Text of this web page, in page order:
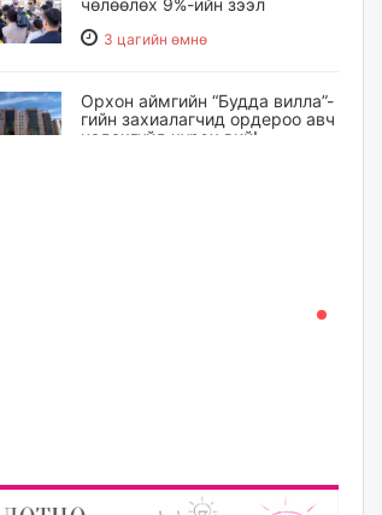
чөлөөлөх 9%-ийн зээл
3 цагийн өмнө
Орхон аймгийн “Будда вилла”-
гийн захиалагчид ордероо авч
чадахгүйд хүрэх вий!